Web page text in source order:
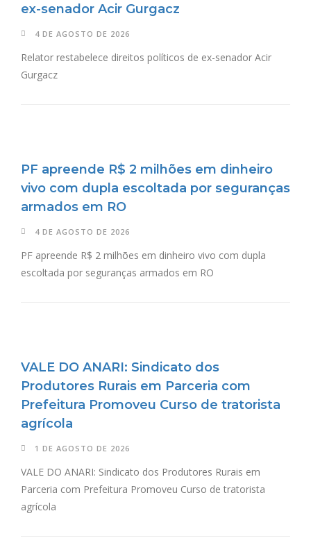
ex-senador Acir Gurgacz
4 DE AGOSTO DE 2026
Relator restabelece direitos políticos de ex-senador Acir
Gurgacz
PF apreende R$ 2 milhões em dinheiro
vivo com dupla escoltada por seguranças
armados em RO
4 DE AGOSTO DE 2026
PF apreende R$ 2 milhões em dinheiro vivo com dupla
escoltada por seguranças armados em RO
VALE DO ANARI: Sindicato dos
Produtores Rurais em Parceria com
Prefeitura Promoveu Curso de tratorista
agrícola
1 DE AGOSTO DE 2026
VALE DO ANARI: Sindicato dos Produtores Rurais em
Parceria com Prefeitura Promoveu Curso de tratorista
agrícola